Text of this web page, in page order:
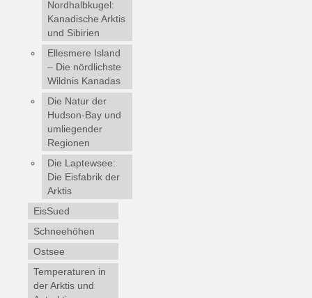
Nordhalbkugel:
Kanadische Arktis
und Sibirien
Ellesmere Island
– Die nördlichste
Wildnis Kanadas
Die Natur der
Hudson-Bay und
umliegender
Regionen
Die Laptewsee:
Die Eisfabrik der
Arktis
EisSued
Schneehöhen
Ostsee
Temperaturen in
der Arktis und